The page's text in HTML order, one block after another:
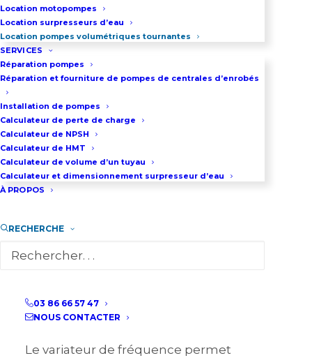
Location motopompes
Location surpresseurs d’eau
Location pompes volumétriques tournantes
SERVICES
Réparation pompes
Réparation et fourniture de pompes de centrales d’enrobés
Installation de pompes
Calculateur de perte de charge
Calculateur de NPSH
Calculateur de HMT
Calculateur de volume d’un tuyau
Calculateur et dimensionnement surpresseur d’eau
À PROPOS
RECHERCHE
03 86 66 57 47
NOUS CONTACTER
EN SAVOIR +
PRÉSENTATION DE NOS
POMPES VOLUMÉTRIQUES
ROTATIVES DE LOCATION
volumétriques électriques.
Ces pompes volumétriques sont utilisées
faiblement visqueux (Fuel 10 centipoise)
jusqu’à des liquides épais à haute viscosité.
Le variateur de fréquence permet